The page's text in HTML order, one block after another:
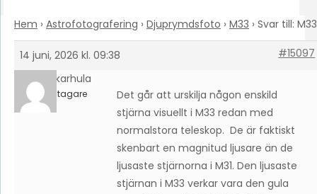
Hem › Astrofotografering › Djuprymdsfoto › M33 › Svar till: M33
14 juni, 2026 kl. 09:38
#15097
timokarhula
Deltagare
Det går att urskilja någon enskild
stjärna visuellt i M33 redan med
normalstora teleskop. De är faktiskt
skenbart en magnitud ljusare än de
ljusaste stjärnorna i M31. Den ljusaste
stjärnan i M33 verkar vara den gula